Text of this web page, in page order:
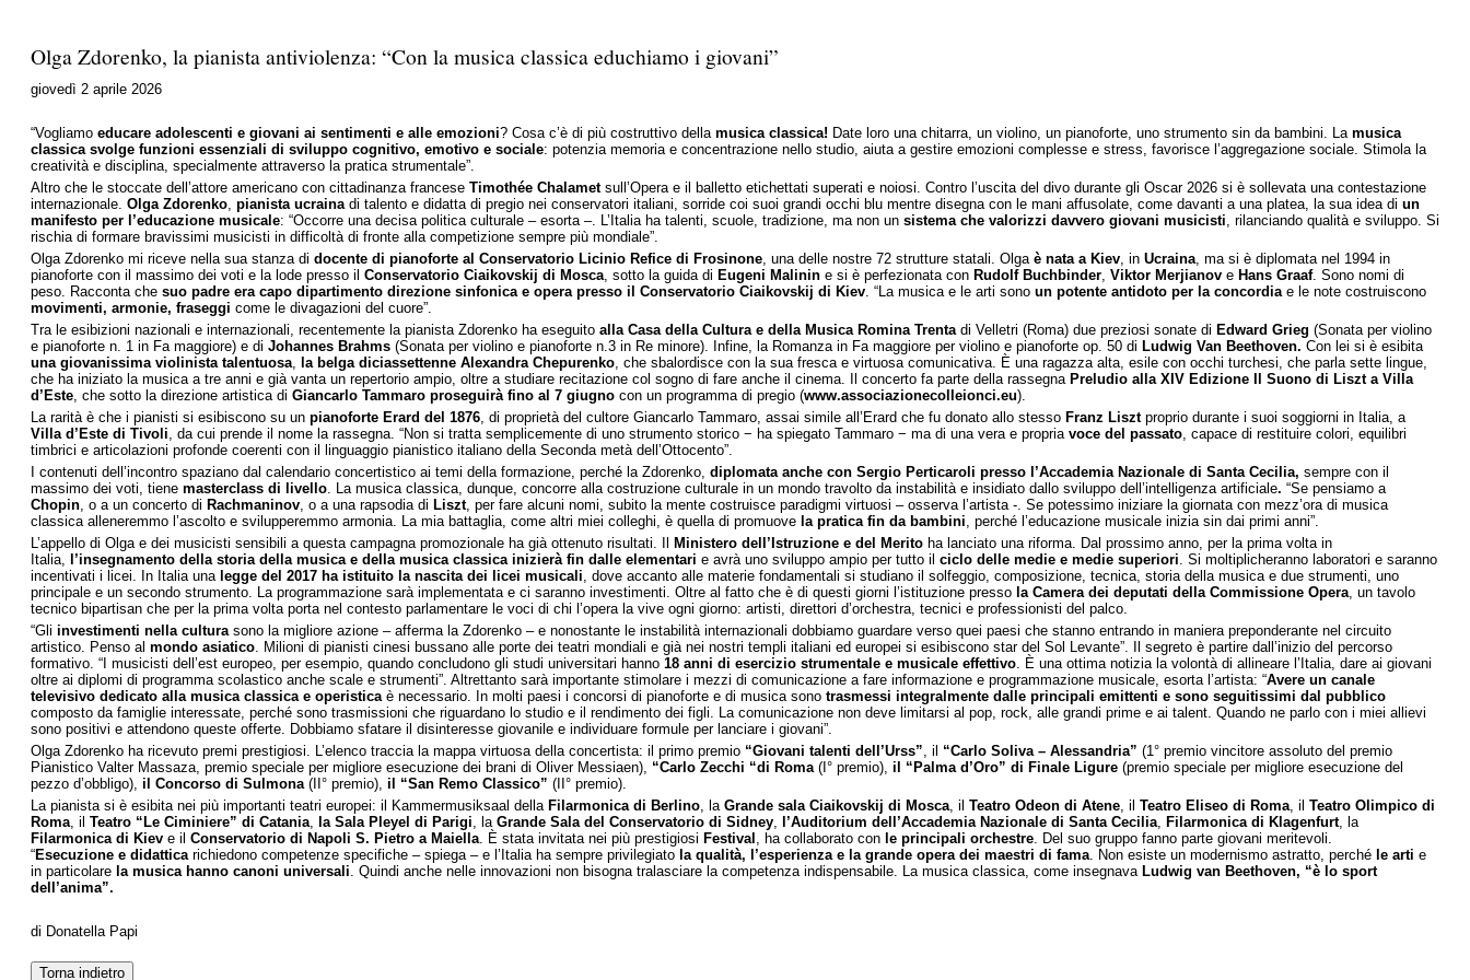
Olga Zdorenko, la pianista antiviolenza: “Con la musica classica educhiamo i giovani”
giovedì 2 aprile 2026
“Vogliamo educare adolescenti e giovani ai sentimenti e alle emozioni? Cosa c’è di più costruttivo della musica classica! Date loro una chitarra, un violino, un pianoforte, uno strumento sin da bambini. La musica
classica svolge funzioni essenziali di sviluppo cognitivo, emotivo e sociale: potenzia memoria e concentrazione nello studio, aiuta a gestire emozioni complesse e stress, favorisce l’aggregazione sociale. Stimola la
creatività e disciplina, specialmente attraverso la pratica strumentale”.
Altro che le stoccate dell’attore americano con cittadinanza francese Timothée Chalamet sull’Opera e il balletto etichettati superati e noiosi. Contro l’uscita del divo durante gli Oscar 2026 si è sollevata una contestazione
internazionale. Olga Zdorenko, pianista ucrainadi talento e didatta di pregio nei conservatori italiani, sorride coi suoi grandi occhi blu mentre disegna con le mani affusolate, come davanti a una platea, la sua idea di un
manifesto per l’educazione musicale: “Occorre una decisa politica culturale – esorta –. L’Italia ha talenti, scuole, tradizione, ma non un sistema che valorizzi davvero giovani musicisti, rilanciando qualità e sviluppo. Si
rischia di formare bravissimi musicisti in difficoltà di fronte alla competizione sempre più mondiale”.
Olga Zdorenko mi riceve nella sua stanza di docente di pianoforte al Conservatorio Licinio Refice di Frosinone, una delle nostre 72 strutture statali. Olga è nata a Kiev, in Ucraina, ma si è diplomata nel 1994 in
pianoforte con il massimo dei voti e la lode presso il Conservatorio Ciaikovskij di Mosca, sotto la guida di Eugeni Malinin e si è perfezionata con Rudolf Buchbinder, Viktor Merjianov e Hans Graaf. Sono nomi di
peso. Racconta che suo padre era capo dipartimento direzione sinfonica e opera presso il Conservatorio Ciaikovskij di Kiev. “La musica e le arti sono un potente antidoto per la concordiae le note costruiscono
movimenti, armonie, fraseggi come le divagazioni del cuore”.
Tra le esibizioni nazionali e internazionali, recentemente la pianista Zdorenko ha eseguito alla Casa della Cultura e della Musica Romina Trentadi Velletri (Roma) due preziosi sonate di Edward Grieg (Sonata per violino
e pianoforte n. 1 in Fa maggiore) e di Johannes Brahms (Sonata per violino e pianoforte n.3 in Re minore). Infine, la Romanza in Fa maggiore per violino e pianoforte op. 50 di Ludwig Van Beethoven. Con lei si è esibita
una giovanissima violinista talentuosa, la belga diciassettenne Alexandra Chepurenko, che sbalordisce con la sua fresca e virtuosa comunicativa. È una ragazza alta, esile con occhi turchesi, che parla sette lingue,
che ha iniziato la musica a tre anni e già vanta un repertorio ampio, oltre a studiare recitazione col sogno di fare anche il cinema. Il concerto fa parte della rassegna Preludio alla XIV Edizione Il Suono di Liszt a Villa
d’Este, che sotto la direzione artistica di Giancarlo Tammaro proseguirà fino al 7 giugno con un programma di pregio (www.associazionecolleionci.eu).
La rarità è che i pianisti si esibiscono su un pianoforte Erard del 1876, di proprietà del cultore Giancarlo Tammaro, assai simile all’Erard che fu donato allo stesso Franz Lisztproprio durante i suoi soggiorni in Italia, a
Villa d’Este di Tivoli, da cui prende il nome la rassegna. “Non si tratta semplicemente di uno strumento storico − ha spiegato Tammaro − ma di una vera e propria voce del passato, capace di restituire colori, equilibri
timbrici e articolazioni profonde coerenti con il linguaggio pianistico italiano della Seconda metà dell’Ottocento”.
I contenuti dell’incontro spaziano dal calendario concertistico ai temi della formazione, perché la Zdorenko, diplomata anche con Sergio Perticaroli presso l’Accademia Nazionale di Santa Cecilia, sempre con il
massimo dei voti, tiene masterclass di livello. La musica classica, dunque, concorre alla costruzione culturale in un mondo travolto da instabilità e insidiato dallo sviluppo dell’intelligenza artificiale. “Se pensiamo a
Chopin, o a un concerto di Rachmaninov, o a una rapsodia di Liszt, per fare alcuni nomi, subito la mente costruisce paradigmi virtuosi – osserva l’artista -. Se potessimo iniziare la giornata con mezz’ora di musica
classica alleneremmo l’ascolto e svilupperemmo armonia. La mia battaglia, come altri miei colleghi, è quella di promuove la pratica fin da bambini, perché l’educazione musicale inizia sin dai primi anni”.
L’appello di Olga e dei musicisti sensibili a questa campagna promozionale ha già ottenuto risultati. Il
Ministero dell’Istruzione e del Merito ha lanciato una riforma. Dal prossimo anno, per la prima volta in
Italia, l’insegnamento della storia della musica e della musica classica inizierà fin dalle elementari e avrà uno sviluppo ampio per tutto il ciclo delle medie e medie superiori. Si moltiplicheranno laboratori e saranno
incentivati i licei. In Italia una legge del 2017 ha istituito la nascita dei licei musicali, dove accanto alle materie fondamentali si studiano il solfeggio, composizione, tecnica, storia della musica e due strumenti, uno
principale e un secondo strumento. La programmazione sarà implementata e ci saranno investimenti. Oltre al fatto che è di questi giorni l’istituzione presso la Camera dei deputati della Commissione Opera, un tavolo
tecnico bipartisan che per la prima volta porta nel contesto parlamentare le voci di chi l’opera la vive ogni giorno: artisti, direttori d’orchestra, tecnici e professionisti del palco.
“Gli investimenti nella culturasono la migliore azione – afferma la Zdorenko – e nonostante le instabilità internazionali dobbiamo guardare verso quei paesi che stanno entrando in maniera preponderante nel circuito
artistico. Penso al mondo asiatico. Milioni di pianisti cinesi bussano alle porte dei teatri mondiali e già nei nostri templi italiani ed europei si esibiscono star del Sol Levante”. Il segreto è partire dall’inizio del percorso
formativo. “I musicisti dell’est europeo, per esempio, quando concludono gli studi universitari hanno 18 anni di esercizio strumentale e musicale effettivo. È una ottima notizia la volontà di allineare l’Italia, dare ai giovani
oltre ai diplomi di programma scolastico anche scale e strumenti”. Altrettanto sarà importante stimolare i mezzi di comunicazione a fare informazione e programmazione musicale, esorta l’artista: “Avere un canale
televisivo dedicato alla musica classica e operisticaè necessario. In molti paesi i concorsi di pianoforte e di musica sono trasmessi integralmente dalle principali emittenti e sono seguitissimi dal pubblico
composto da famiglie interessate, perché sono trasmissioni che riguardano lo studio e il rendimento dei figli. La comunicazione non deve limitarsi al pop, rock, alle grandi prime e ai talent. Quando ne parlo con i miei allievi
sono positivi e attendono queste offerte. Dobbiamo sfatare il disinteresse giovanile e individuare formule per lanciare i giovani”.
Olga Zdorenko ha ricevuto premi prestigiosi. L’elenco traccia la mappa virtuosa della concertista: il primo premio “Giovani talenti dell’Urss”, il “Carlo Soliva – Alessandria” (1° premio vincitore assoluto del premio
Pianistico Valter Massaza, premio speciale per migliore esecuzione dei brani di Oliver Messiaen), “Carlo Zecchi “di Roma(I° premio), il “Palma d’Oro” di Finale Ligure (premio speciale per migliore esecuzione del
pezzo d’obbligo), il Concorso di Sulmona(II° premio), il “San Remo Classico” (II° premio).
La pianista si è esibita nei più importanti teatri europei: il Kammermusiksaal della Filarmonica di Berlino, la Grande sala Ciaikovskij di Mosca, il Teatro Odeon di Atene, il Teatro Eliseo di Roma, il Teatro Olimpico di
Roma, il Teatro “Le Ciminiere” di Catania, la Sala Pleyel di Parigi, la Grande Sala del Conservatorio di Sidney, l’Auditorium dell’Accademia Nazionale di Santa Cecilia, Filarmonica di Klagenfurt, la
Filarmonica di Kiev e il Conservatorio di Napoli S. Pietro a Maiella. È stata invitata nei più prestigiosi Festival , ha collaborato con le principali orchestre. Del suo gruppo fanno parte giovani meritevoli.
“Esecuzione e didatticarichiedono competenze specifiche – spiega – e l’Italia ha sempre privilegiato la qualità, l’esperienza e la grande opera dei maestri di fama. Non esiste un modernismo astratto, perché le arti e
in particolare la musica hanno canoni universali. Quindi anche nelle innovazioni non bisogna tralasciare la competenza indispensabile. La musica classica, come insegnava Ludwig van Beethoven, “è lo sport
dell’anima”.
di Donatella Papi